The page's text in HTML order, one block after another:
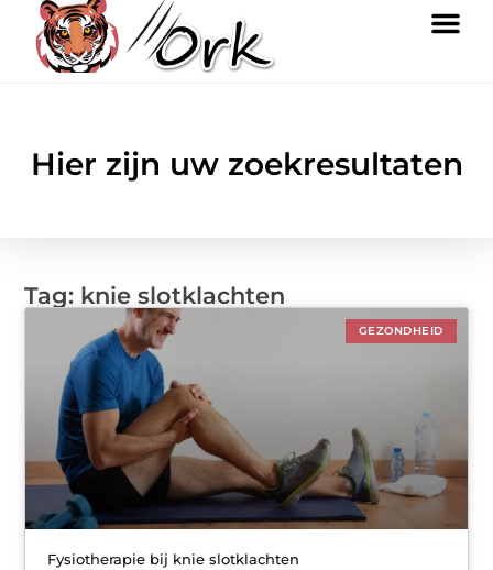
Hier zijn uw zoekresultaten
Tag: knie slotklachten
GEZONDHEID
Fysiotherapie bij knie slotklachten